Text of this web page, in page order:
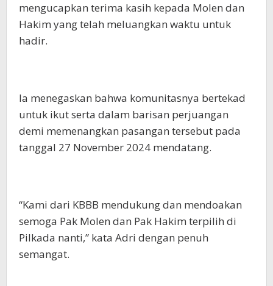
mengucapkan terima kasih kepada Molen dan
Hakim yang telah meluangkan waktu untuk
hadir.
Ia menegaskan bahwa komunitasnya bertekad
untuk ikut serta dalam barisan perjuangan
demi memenangkan pasangan tersebut pada
tanggal 27 November 2024 mendatang.
“Kami dari KBBB mendukung dan mendoakan
semoga Pak Molen dan Pak Hakim terpilih di
Pilkada nanti,” kata Adri dengan penuh
semangat.